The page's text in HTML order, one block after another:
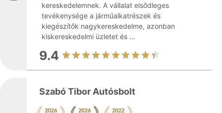
kereskedelemnek. A vállalat elsődleges
tevékenysége a járműalkatrészek és
kiegészítők nagykereskedelme, azonban
kiskereskedelmi üzletet és ...
9.4
Szabó Tibor Autósbolt